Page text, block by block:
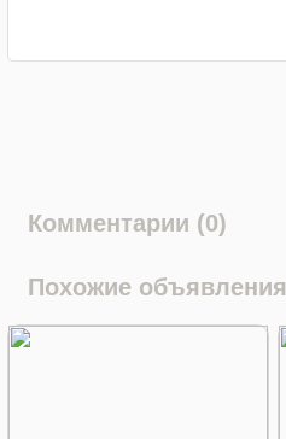
Комментарии (0)
Похожие объявления